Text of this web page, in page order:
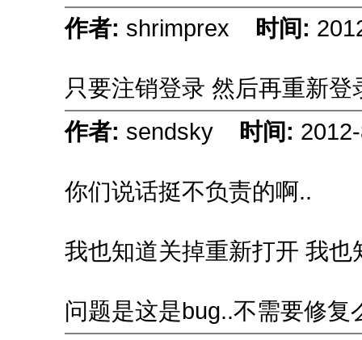
作者: shrimprex 时间:
只要注销登录 然后再重新
作者: sendsky 时间:
你们说话挺不负责的啊..
我也知道关掉重新打开 我也
问题是这是bug..不需要修复